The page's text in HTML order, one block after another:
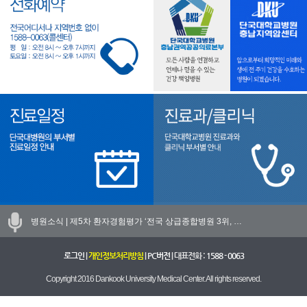
병원소식 | 제5차 환자경험평가 ‘전국 상급종합병원 3위, …
로그인| 개인정보처리방침| PC버전| 대표전화 : 1588 - 0063
Copyright 2016 Dankook University Medical Center. All rights reserved.